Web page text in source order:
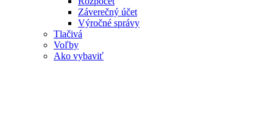
Záverečný účet
Výročné správy
Tlačivá
Voľby
Ako vybaviť